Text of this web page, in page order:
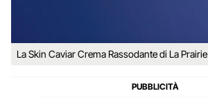
La Skin Caviar Crema Rassodante di La Prairie